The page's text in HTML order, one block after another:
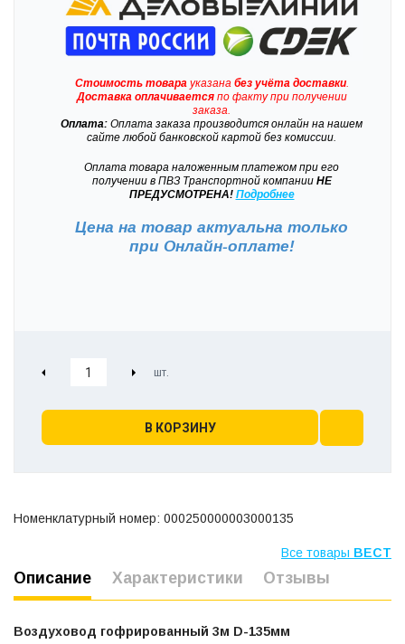
Стоимость товарауказана без учёта доставки.
Доставкаоплачиваетсяпо факту при получении
заказа.
Оплата: Оплата заказа производится онлайн на нашем
сайте любой банковской картой без комиссии.
Оплата товара наложенным платежом при его
получении в ПВЗ Транспортной компанииНЕ
ПРЕДУСМОТРЕНА! Подробнее
Цена на товар актуальна только
при Онлайн-оплате!
В КОРЗИНУ
Номенклатурный номер: 000250000003000135
Все товары ВЕСТ
Описание Характеристики Отзывы
Воздуховод гофрированный 3м D-135мм